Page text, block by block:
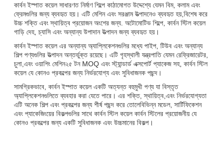
কার্বন ইস্পাত কয়েল সাধারণত নির্মাণ শিল্পে কাঠামোগত উদ্দেশ্যে যেমন বিম, কলাম এবং
ফ্রেমগুলির জন্য ব্যবহৃত হয়। এটি মেশিন এবং সরঞ্জাম উত্পাদনেও ব্যবহৃত হয়,বিশেষ করে
উচ্চ শক্তি এবং স্থায়িত্ব প্রয়োজন অংশের জন্য. অটোমোটিভ শিল্পে, কার্বন স্টিল কয়েল
গাড়ি দেহ, চ্যাসি এবং অন্যান্য উপাদান উত্পাদন জন্য ব্যবহৃত হয়।
কার্বন ইস্পাত কয়েল এর অন্যান্য অ্যাপ্লিকেশনগুলির মধ্যে পাইপ, টিউব এবং অন্যান্য
শিল্প পণ্যগুলির উত্পাদন অন্তর্ভুক্ত রয়েছে। এটি গৃহস্থালী যন্ত্রপাতি যেমন রেফ্রিজারেটর,
চুলা,এবং ওয়াশিং মেশিন২৫ টন MOQ এবং স্ট্যান্ডার্ড এক্সপোর্ট প্যাকেজ সহ, কার্বন স্টিল
কয়েল যে কোনও প্রকল্পের জন্য নির্ভরযোগ্য এবং সুবিধাজনক পছন্দ।
সামগ্রিকভাবে, কার্বন ইস্পাত কয়েল একটি অত্যন্ত বহুমুখী পণ্য যা বিস্তৃত
অ্যাপ্লিকেশনগুলিতে ব্যবহার করা যেতে পারে। এর শক্তি, স্থায়িত্ব,এবং নির্ভরযোগ্যতা
এটি অনেক শিল্প এবং প্রকল্পের জন্য শীর্ষ পছন্দ করে তোলেবিভিন্ন মডেল, সার্টিফিকেশন
এবং প্যাকেজিংয়ের বিকল্পগুলির সাথে কার্বন স্টিল কয়েল কার্বন স্টিলের প্রয়োজনীয় যে
কোনও প্রকল্পের জন্য একটি সুবিধাজনক এবং উচ্চমানের বিকল্প।